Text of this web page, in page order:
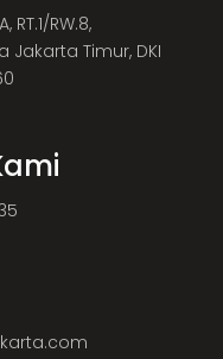
RT.1/RW.8,
Jakarta Timur, DKI